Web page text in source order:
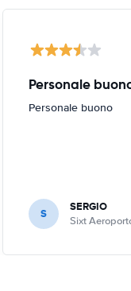
Personale
Personale buono
S SERGIO
Sixt